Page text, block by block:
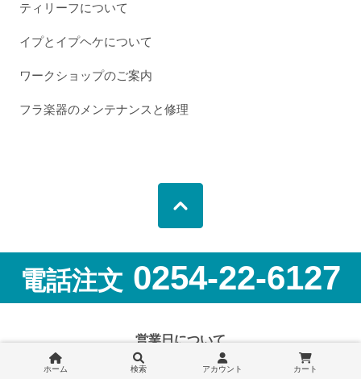
ティリーフについて
イプとイプヘケについて
ワークショップのご案内
フラ楽器のメンテナンスと修理
電話注文 0254-22-6127
営業日について
ホーム 検索 アカウント カート